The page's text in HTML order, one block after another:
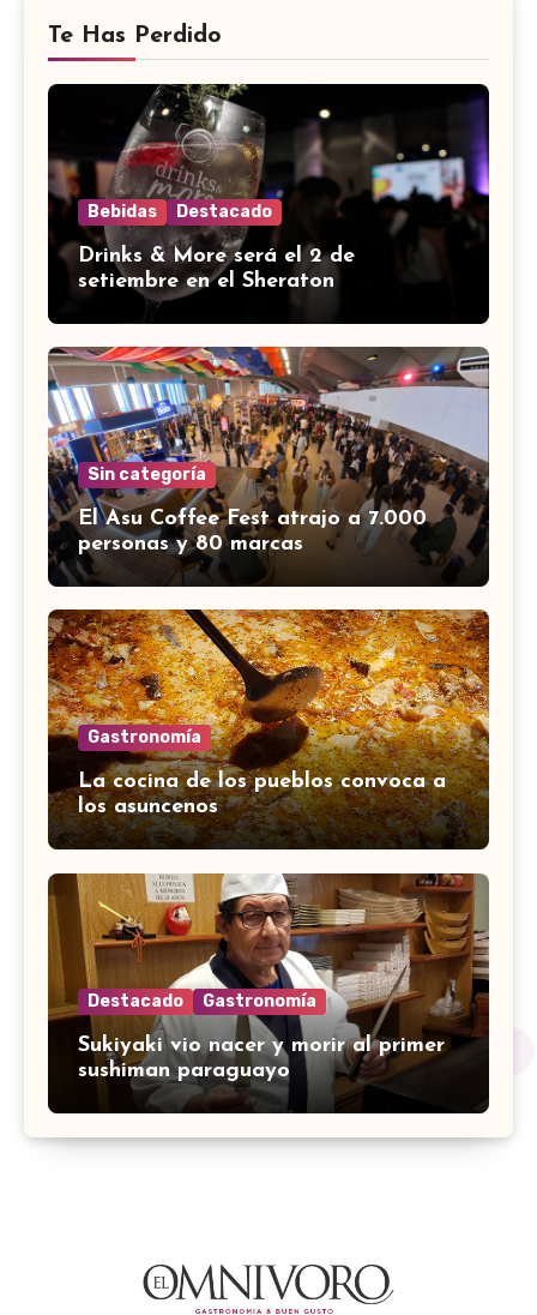
Te Has Perdido
Bebidas Destacado
Drinks & More será el 2 de
setiembre en el Sheraton
Sin categoría
El Asu Coffee Fest atrajo a 7.000
personas y 80 marcas
Gastronomía
La cocina de los pueblos convoca a
los asuncenos
Destacado Gastronomía
Sukiyaki vio nacer y morir al primer
sushiman paraguayo